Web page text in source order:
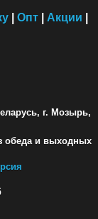
| Опт| Акции
г. Мозырь,
обеда и выходных